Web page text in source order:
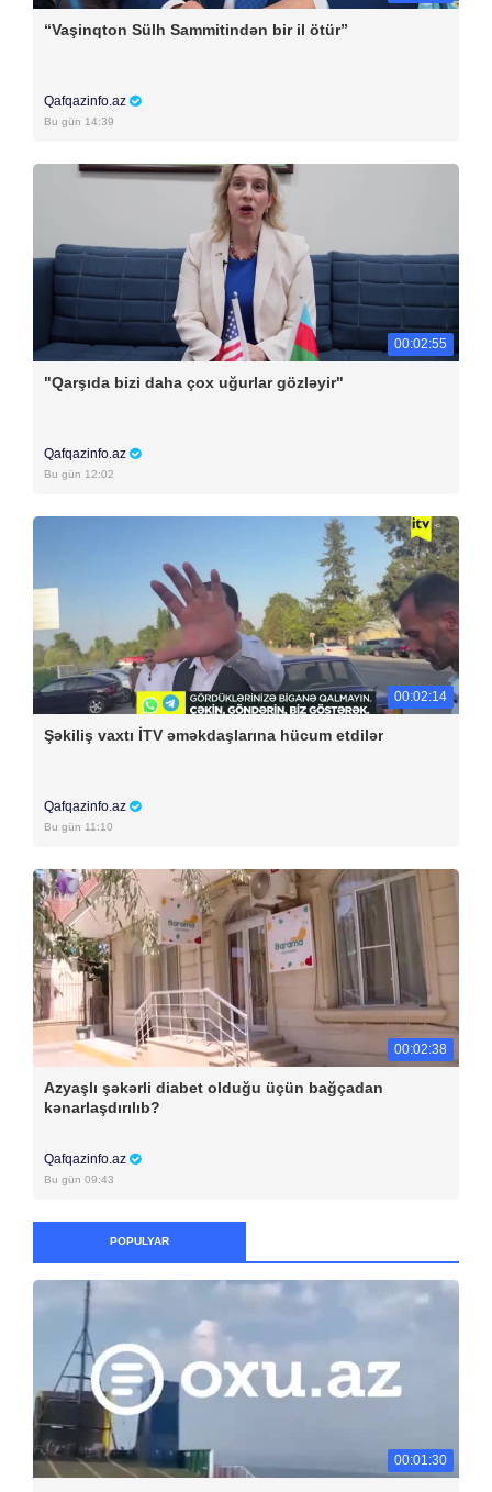
“Vaşinqton Sülh Sammitindən bir il ötür”
Qafqazinfo.az
Bu gün 14:39
00:02:55
"Qarşıda bizi daha çox uğurlar gözləyir"
Qafqazinfo.az
Bu gün 12:02
00:02:14
Şəkiliş vaxtı İTV əməkdaşlarına hücum etdilər
Qafqazinfo.az
Bu gün 11:10
00:02:38
Azyaşlı şəkərli diabet olduğu üçün bağçadan
kənarlaşdırılıb?
Qafqazinfo.az
Bu gün 09:43
POPULYAR
00:01:30